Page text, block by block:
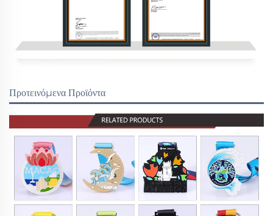
Προτεινόμενα Προϊόντα